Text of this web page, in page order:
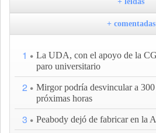
+ comentadas
1
La UDA, con el apoyo de la
paro universitario
2
Mirgor podría desvincular a 300
próximas horas
3 Peabody dejó de fabricar en la